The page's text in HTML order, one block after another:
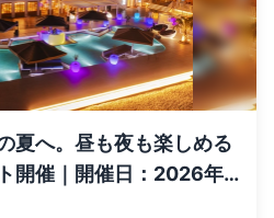
夏へ。昼も夜も楽しめる
開催｜開催日：2026年7
日)【キラナガーデン豊